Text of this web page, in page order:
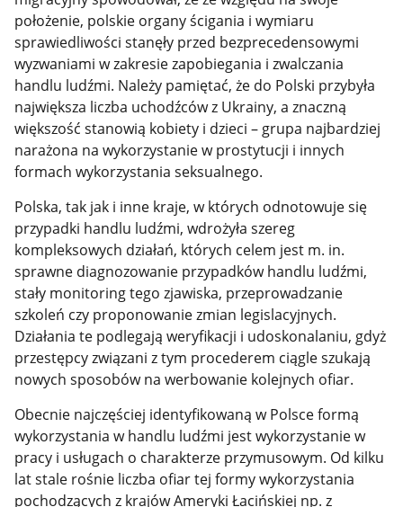
położenie, polskie organy ścigania i wymiaru
sprawiedliwości stanęły przed bezprecedensowymi
wyzwaniami w zakresie zapobiegania i zwalczania
handlu ludźmi. Należy pamiętać, że do Polski przybyła
największa liczba uchodźców z Ukrainy, a znaczną
większość stanowią kobiety i dzieci – grupa najbardziej
narażona na wykorzystanie w prostytucji i innych
formach wykorzystania seksualnego.
Polska, tak jak i inne kraje, w których odnotowuje się
przypadki handlu ludźmi, wdrożyła szereg
kompleksowych działań, których celem jest m. in.
sprawne diagnozowanie przypadków handlu ludźmi,
stały monitoring tego zjawiska, przeprowadzanie
szkoleń czy proponowanie zmian legislacyjnych.
Działania te podlegają weryfikacji i udoskonalaniu, gdyż
przestępcy związani z tym procederem ciągle szukają
nowych sposobów na werbowanie kolejnych ofiar.
Obecnie najczęściej identyfikowaną w Polsce formą
wykorzystania w handlu ludźmi jest wykorzystanie w
pracy i usługach o charakterze przymusowym. Od kilku
lat stale rośnie liczba ofiar tej formy wykorzystania
pochodzących z krajów Ameryki Łacińskiej np. z